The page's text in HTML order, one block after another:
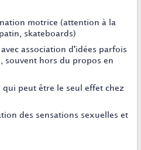
motrice (attention à la
skateboards)
association d'idées parfois
souvent hors du propos en
peut être le seul effet chez
des sensations sexuelles et